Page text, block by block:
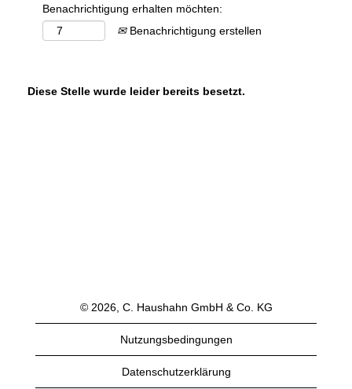
Benachrichtigung erhalten möchten:
Benachrichtigung erstellen
Diese Stelle wurde leider bereits besetzt.
© 2026, C. Haushahn GmbH & Co. KG
Nutzungsbedingungen
Datenschutzerklärung